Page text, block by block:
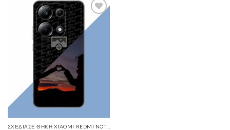
Add to
Wishlist
ΣΧΕΔΊΑΣΕ ΘΉΚΗ XIAOMI REDMI NOTE 13 PRO 4G